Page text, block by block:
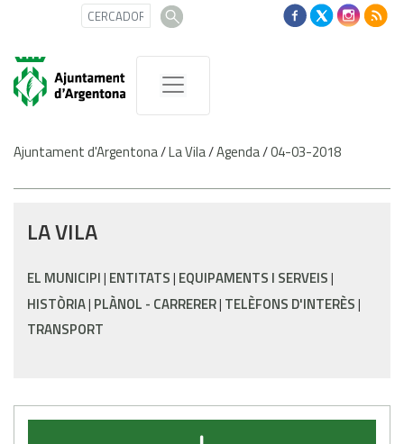
Ajuntament d'Argentona/La Vila/Agenda/04-03-2018
LA VILA
EL MUNICIPI ENTITATS EQUIPAMENTS I SERVEIS
HISTÒRIA PLÀNOL - CARRERER TELÈFONS D'INTERÈS
TRANSPORT